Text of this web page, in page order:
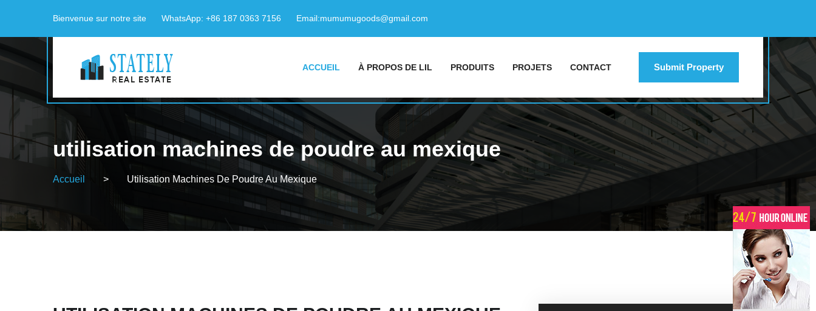
Bienvenue sur notre site WhatsApp: +86 187 0363 7156 Email:mumumugoods@gmail.com
ACCUEIL À PROPOS DE LIL PRODUITS PROJETS CONTACT Submit Property
utilisation machines de poudre au mexique
Accueil > Utilisation Machines De Poudre Au Mexique